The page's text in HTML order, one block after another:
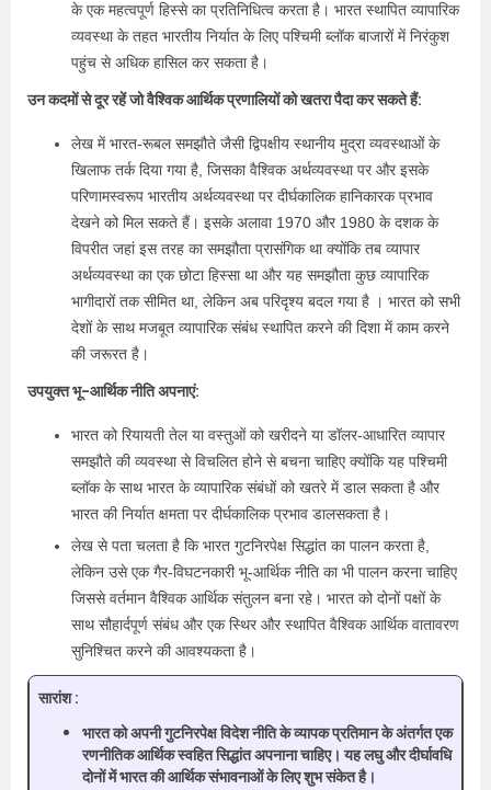
के एक महत्वपूर्ण हिस्से का प्रतिनिधित्व करता है। भारत स्थापित व्यापारिक
व्यवस्था के तहत भारतीय निर्यात के लिए पश्चिमी ब्लॉक बाजारों में निरंकुश
पहुंच से अधिक हासिल कर सकता है।
उन कदमों से दूर रहें जो वैश्विक आर्थिक प्रणालियों को खतरा पैदा कर सकते हैं:
लेख में भारत-रूबल समझौते जैसी द्विपक्षीय स्थानीय मुद्रा व्यवस्थाओं के
खिलाफ तर्क दिया गया है, जिसका वैश्विक अर्थव्यवस्था पर और इसके
परिणामस्वरूप भारतीय अर्थव्यवस्था पर दीर्घकालिक हानिकारक प्रभाव
देखने को मिल सकते हैं। इसके अलावा 1970 और 1980 के दशक के
विपरीत जहां इस तरह का समझौता प्रासंगिक था क्योंकि तब व्यापार
अर्थव्यवस्था का एक छोटा हिस्सा था और यह समझौता कुछ व्यापारिक
भागीदारों तक सीमित था, लेकिन अब परिदृश्य बदल गया है । भारत को सभी
देशों के साथ मजबूत व्यापारिक संबंध स्थापित करने की दिशा में काम करने
की जरूरत है।
उपयुक्त भू-आर्थिक नीति अपनाएं:
भारत को रियायती तेल या वस्तुओं को खरीदने या डॉलर-आधारित व्यापार
समझौते की व्यवस्था से विचलित होने से बचना चाहिए क्योंकि यह पश्चिमी
ब्लॉक के साथ भारत के व्यापारिक संबंधों को खतरे में डाल सकता है और
भारत की निर्यात क्षमता पर दीर्घकालिक प्रभाव डालसकता है।
लेख से पता चलता है कि भारत गुटनिरपेक्ष सिद्धांत का पालन करता है,
लेकिन उसे एक गैर-विघटनकारी भू-आर्थिक नीति का भी पालन करना चाहिए
जिससे वर्तमान वैश्विक आर्थिक संतुलन बना रहे। भारत को दोनों पक्षों के
साथ सौहार्दपूर्ण संबंध और एक स्थिर और स्थापित वैश्विक आर्थिक वातावरण
सुनिश्चित करने की आवश्यकता है।
सारांश :
भारत को अपनी गुटनिरपेक्ष विदेश नीति के व्यापक प्रतिमान के अंतर्गत एक
रणनीतिक आर्थिक स्वहित सिद्धांत अपनाना चाहिए। यह लघु और दीर्घावधि
दोनों में भारत की आर्थिक संभावनाओं के लिए शुभ संकेत है।